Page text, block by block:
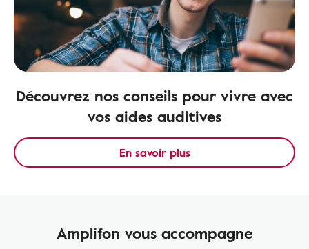
Découvrez nos conseils pour vivre avec
vos aides auditives
En savoir plus
Amplifon vous accompagne